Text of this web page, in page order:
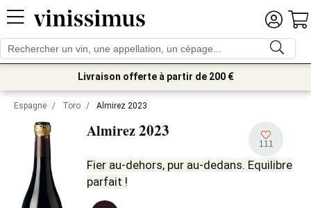
Livraison offerte à partir de 200 €
Espagne / Toro / Almirez 2023
Almirez2023
111
Fier au-dehors, pur au-dedans. Equilibre
parfait !